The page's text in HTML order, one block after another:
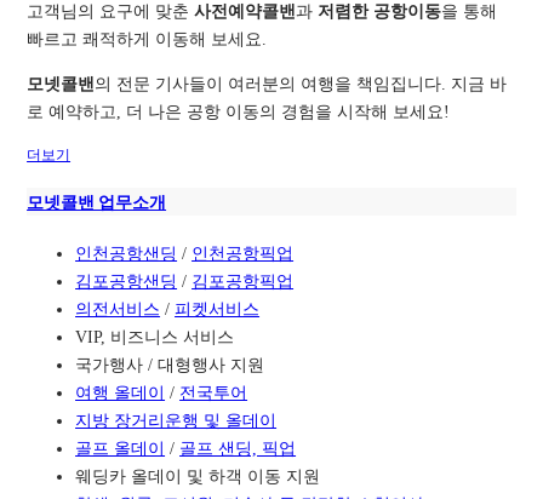
고객님의 요구에 맞춘사전예약콜밴과 저렴한 공항이동을 통해
빠르고 쾌적하게 이동해 보세요.
모넷콜밴 의 전문 기사들이 여러분의 여행을 책임집니다. 지금 바
로 예약하고, 더 나은 공항 이동의 경험을 시작해 보세요!
더보기
모넷콜밴 업무소개
인천공항샌딩 / 인천공항픽업
김포공항샌딩 / 김포공항픽업
의전서비스 /피켓서비스
VIP, 비즈니스 서비스
국가행사 / 대형행사 지원
여행 올데이 / 전국투어
지방 장거리운행 및 올데이
골프 올데이 / 골프 샌딩, 픽업
웨딩카 올데이 및 하객 이동 지원